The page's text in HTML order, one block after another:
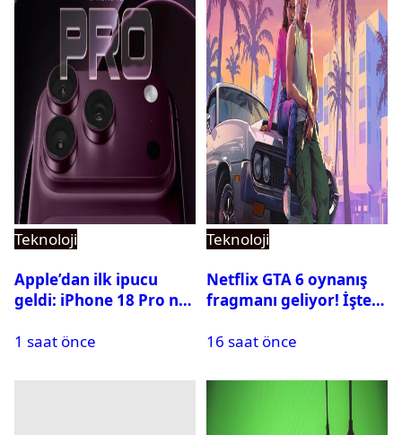
Teknoloji
Apple’dan ilk ipucu
geldi: iPhone 18 Pro ne
1 saat önce
Teknoloji
Netflix GTA 6 oynanış
fragmanı geliyor! İşte
16 saat önce